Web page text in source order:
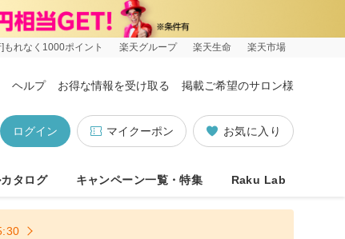
もれなく1000ポイント 楽天グループ 楽天生命 楽天市場
ヘルプ お得な情報を受け取る 掲載ご希望のサロン様
お気に入り
マイクーポン
ログイン
タログ キャンペーン一覧・特集 Raku Lab